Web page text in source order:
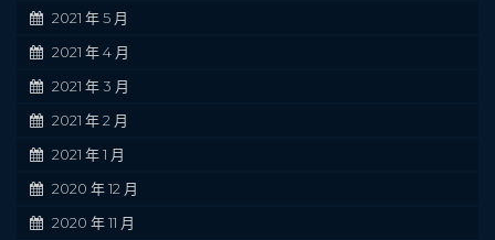
2021 年 5 月
2021 年 4 月
2021 年 3 月
2021 年 2 月
2021 年 1 月
2020 年 12 月
2020 年 11 月